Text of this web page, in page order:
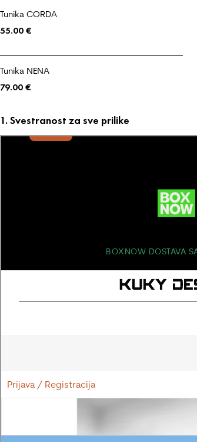
Tunika CORDA
55.00 €
Tunika NENA
79.00 €
1. Svestranost za sve prilike